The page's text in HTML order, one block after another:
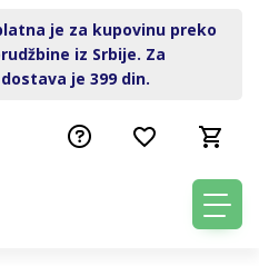
je za kupovinu preko
iz Srbije. Za
je 399 din.